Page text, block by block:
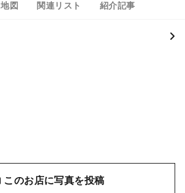
地図 関連リスト 紹介記事
このお店に写真を投稿